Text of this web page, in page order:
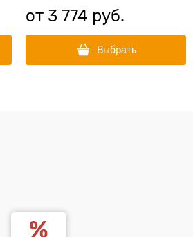
от 3 774 руб.
Выбрать